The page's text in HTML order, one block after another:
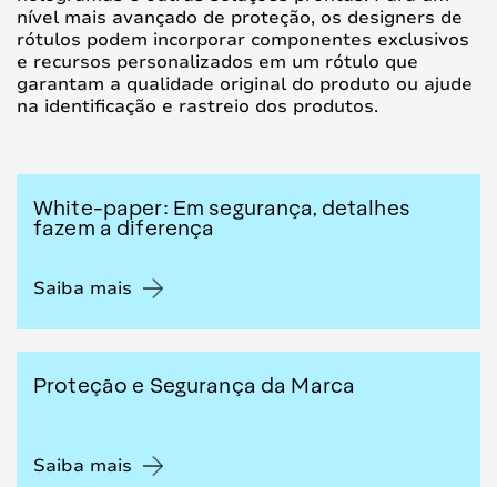
nível mais avançado de proteção, os designers de
rótulos podem incorporar componentes exclusivos
e recursos personalizados em um rótulo que
garantam a qualidade original do produto ou ajude
na identificação e rastreio dos produtos.
White-paper: Em segurança, detalhes
fazem a diferença
Saiba mais
Proteção e Segurança da Marca
Saiba mais